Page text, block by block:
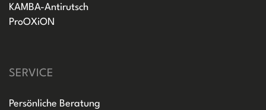
KAMBA-Antirutsch
ProOXiON
SERVICE
Persönliche Beratung